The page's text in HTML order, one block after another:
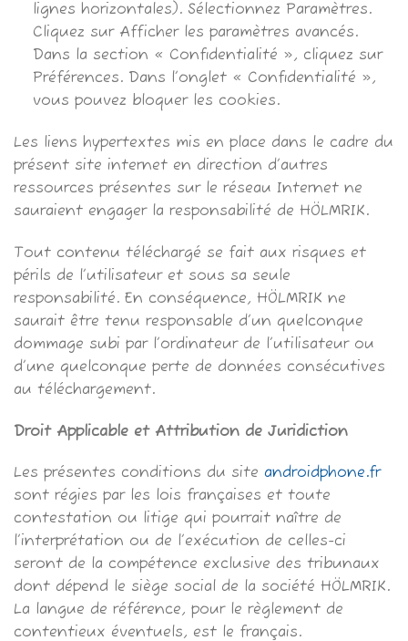
lignes horizontales). Sélectionnez Paramètres.
Cliquez sur Afficher les paramètres avancés.
Dans la section « Confidentialité », cliquez sur
Préférences. Dans l’onglet « Confidentialité »,
vous pouvez bloquer les cookies.
Les liens hypertextes mis en place dans le cadre du
présent site internet en direction d’autres
ressources présentes sur le réseau Internet ne
sauraient engager la responsabilité de HÖLMRIK.
Tout contenu téléchargé se fait aux risques et
périls de l’utilisateur et sous sa seule
responsabilité. En conséquence, HÖLMRIK ne
saurait être tenu responsable d’un quelconque
dommage subi par l’ordinateur de l’utilisateur ou
d’une quelconque perte de données consécutives
au téléchargement.
Droit Applicable et Attribution de Juridiction
Les présentes conditions du site androidphone.fr
sont régies par les lois françaises et toute
contestation ou litige qui pourrait naître de
l’interprétation ou de l’exécution de celles-ci
seront de la compétence exclusive des tribunaux
dont dépend le siège social de la société HÖLMRIK.
La langue de référence, pour le règlement de
contentieux éventuels, est le français.